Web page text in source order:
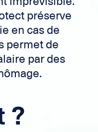
préserve
en cas de
permet de
par des
?